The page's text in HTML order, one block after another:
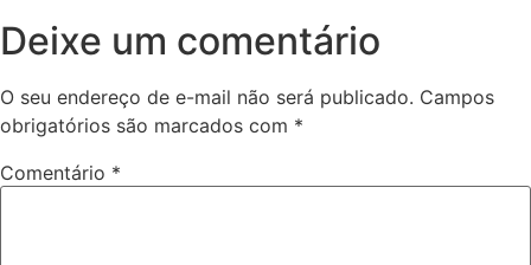
Deixe um comentário
O seu endereço de e-mail não será publicado. Campos
obrigatórios são marcados com *
Comentário *